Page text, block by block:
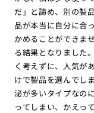
だ」と諦め、別の製
品が本当に自分に合
かめることができま
る結果となりました
く考えずに、人気が
けで製品を選んでし
泌が多いタイプなの
ってしまい、かえっ